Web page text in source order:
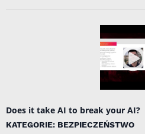
Does it take AI to break your AI?
KATEGORIE: BEZPIECZEŃSTWO